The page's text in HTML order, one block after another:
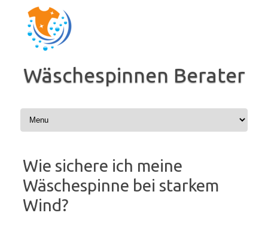
Inhalt
springen
Wäschespinnen Berater
Wie sichere ich meine
Wäschespinne bei starkem
Wind?